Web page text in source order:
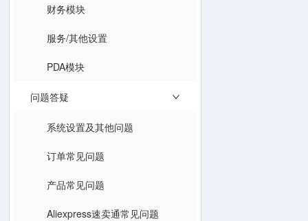
财务模块
服务/其他设置
PDA模块
问题答疑
系统设置及其他问题
订单常见问题
产品常见问题
Aliexpress速卖通常见问题